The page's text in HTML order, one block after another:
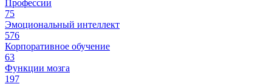
Профессии
75
Эмоциональный интеллект
576
Корпоративное обучение
63
Функции мозга
197